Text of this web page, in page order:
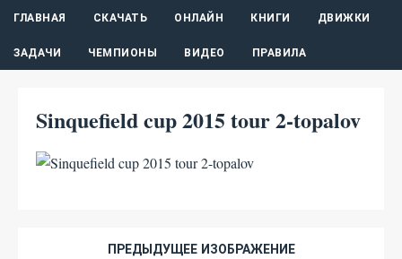
ГЛАВНАЯ СКАЧАТЬ ОНЛАЙН КНИГИ ДВИЖКИ
ЗАДАЧИ ЧЕМПИОНЫ ВИДЕО ПРАВИЛА
Sinquefield cup 2015 tour 2-topalov
ПРЕДЫДУЩЕЕ ИЗОБРАЖЕНИЕ